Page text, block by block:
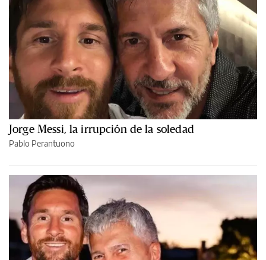
Jorge Messi, la irrupción de la soledad
Pablo Perantuono